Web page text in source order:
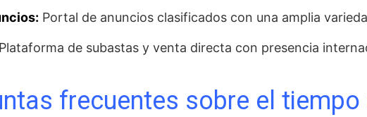
Portal de anuncios clasificados con una amplia
Plataforma de subastas y venta directa con presencia
frecuentes sobre el